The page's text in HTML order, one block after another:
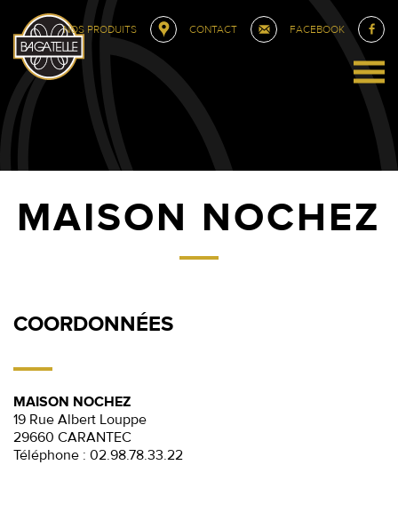
NOS PRODUITS CONTACT FACEBOOK
MAISON NOCHEZ
COORDONNÉES
MAISON NOCHEZ
19 Rue Albert Louppe
29660 CARANTEC
Téléphone : 02.98.78.33.22